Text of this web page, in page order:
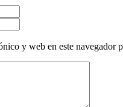
y web en este navegador